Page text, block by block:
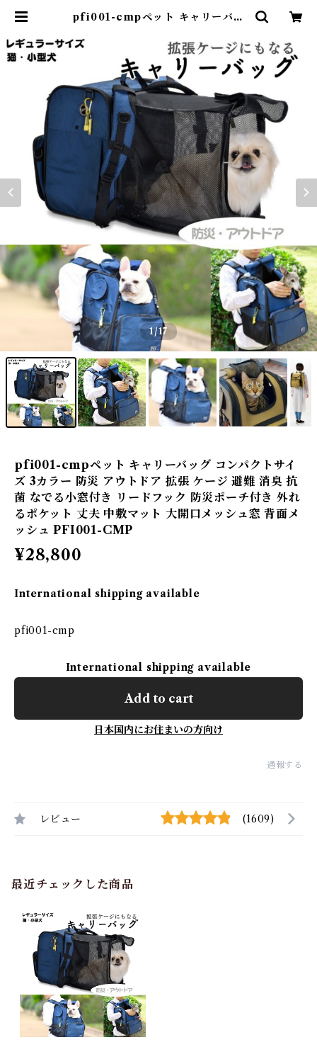
pfi001-cmpペット キャリーバッ
アウトドア 拡張 ケージ 避難 消臭
抗菌 なでる小窓付き リードフック
防災ポーチ付き 外れるポケット 丈
夫 中敷マット 大開口メッシュ窓 背
面メッシュ PFI001-CMP | Dear
KM ❤︎フレンチブルドック孔明
1/17
pfi001-cmpペット キャリーバッグ コンパクトサイ
ズ 3カラー 防災 アウトドア 拡張 ケージ 避難 消臭 抗
菌 なでる小窓付き リードフック 防災ポーチ付き 外れ
るポケット 丈夫 中敷マット 大開口メッシュ窓 背面メ
ッシュ PFI001-CMP
¥28,800
International shipping available
pfi001-cmp
International shipping available
Add to cart
日本国内にお住まいの方向け
通報する
レビュー (1609)
最近チェックした商品